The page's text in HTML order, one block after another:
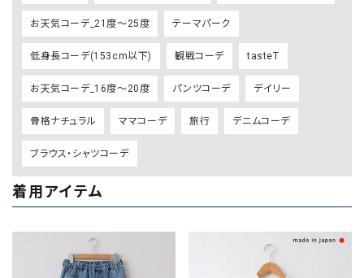
お天気コーデ_21度～25度 テーマパーク
低身長コーデ(153cm以下) 観戦コーデ tasteT
お天気コーデ_16度～20度 パンツコーデ デイリー
骨格ナチュラル ママコーデ 旅行 デニムコーデ
ブラウス・シャツコーデ
着用アイテム